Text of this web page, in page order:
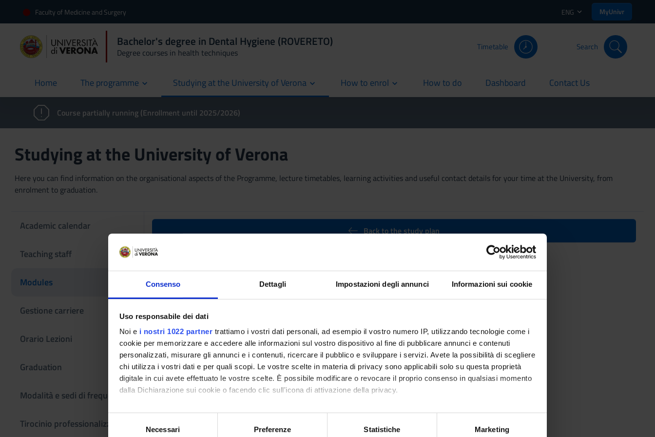
Consenso Dettagli Impostazioni degli annunci Informazioni sui cookie
Uso responsabile dei dati
Noi e i nostri 1022 partner trattiamo i vostri dati personali, ad esempio il vostro numero IP, utilizzando tecnologie come i
cookie per memorizzare e accedere alle informazioni sul vostro dispositivo al fine di pubblicare annunci e contenuti
personalizzati, misurare gli annunci e i contenuti, ricercare il pubblico e sviluppare i servizi. Avete la possibilità di scegliere
chi utilizza i vostri dati e per quali scopi. Le vostre scelte in materia di privacy sono applicabili solo su questa proprietà
digitale in cui avete effettuato le vostre scelte. È possibile modificare o revocare il proprio consenso in qualsiasi momento
dalla Dichiarazione sui cookie o facendo clic sull'icona di attivazione della privacy.
Con il tuo consenso, vorremmo anche:
raccogliere informazioni sulla tua posizione geografica, con un'approssimazione di qualche metro,
Necessari Preferenze Statistiche Marketing
Faculty of Medicine and Surgery ENG MyUnivr
Bachelor's degree in Dental Hygiene (ROVERETO)
Degree courses in health techniques
Timetable Search
Home
current The programme Studying at the University of Verona How to enrol How to do
current Dashboard
current Contact Us
current
Course partially running (Enrollment until 2025/2026)
Studying at the University of Verona
Here you can find information on the organisational aspects of the Programme, lecture timetables, learning activities and useful contact details for your time at the University, from
enrolment to graduation.
Academic calendar
Teaching staff
Modules
Gestione carriere
Orario Lezioni
Graduation
Modalità e sedi di frequenza
Tirocinio professionalizzante
Back to the study plan
Elective studies (It will be activated in the A.Y. 2020/2021)
Teaching code
4S001039
Credits
6
- - -